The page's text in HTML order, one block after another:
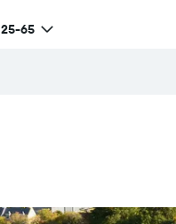
25-65